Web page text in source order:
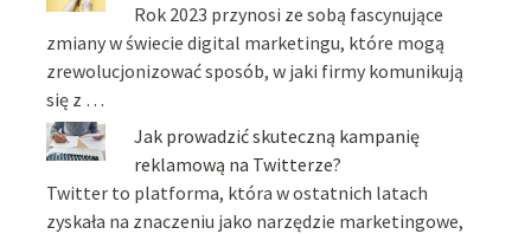
Rok 2023 przynosi ze sobą fascynujące
zmiany w świecie digital marketingu, które mogą
zrewolucjonizować sposób, w jaki firmy komunikują
się z …
Jak prowadzić skuteczną kampanię
reklamową na Twitterze?
Twitter to platforma, która w ostatnich latach
zyskała na znaczeniu jako narzędzie marketingowe,